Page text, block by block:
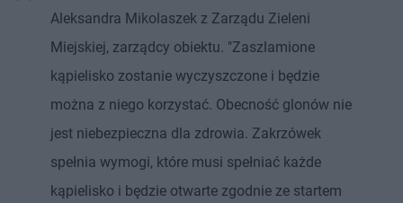
Aleksandra Mikolaszek z Zarządu Zieleni
Miejskiej, zarządcy obiektu. "Zaszlamione
kąpielisko zostanie wyczyszczone i będzie
można z niego korzystać. Obecność glonów nie
jest niebezpieczna dla zdrowia. Zakrzówek
spełnia wymogi, które musi spełniać każde
kąpielisko i będzie otwarte zgodnie ze startem